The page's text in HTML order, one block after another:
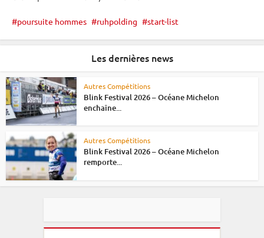
poursuite hommes ruhpolding start-list
Les dernières news
Autres Compétitions
Blink Festival 2026 – Océane Michelon
enchaîne...
Autres Compétitions
Blink Festival 2026 – Océane Michelon
remporte...